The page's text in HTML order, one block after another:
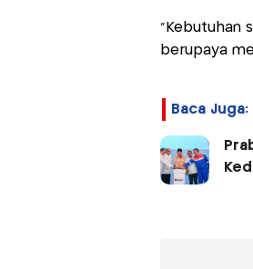
“Kebutuhan
berupaya
Baca Juga: